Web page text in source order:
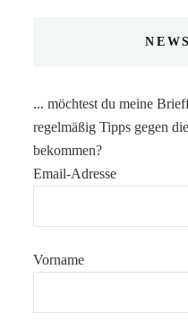
... möchtest du meine
regelmäßig Tipps gegen
bekommen?
Email-Adresse
Vorname